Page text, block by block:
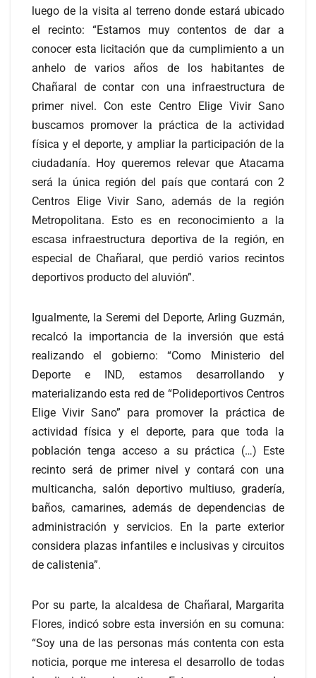
luego de la visita al terreno donde estará ubicado
el recinto: “Estamos muy contentos de dar a
conocer esta licitación que da cumplimiento a un
anhelo de varios años de los habitantes de
Chañaral de contar con una infraestructura de
primer nivel. Con este Centro Elige Vivir Sano
buscamos promover la práctica de la actividad
física y el deporte, y ampliar la participación de la
ciudadanía. Hoy queremos relevar que Atacama
será la única región del país que contará con 2
Centros Elige Vivir Sano, además de la región
Metropolitana. Esto es en reconocimiento a la
escasa infraestructura deportiva de la región, en
especial de Chañaral, que perdió varios recintos
deportivos producto del aluvión”.
Igualmente, la Seremi del Deporte, Arling Guzmán,
recalcó la importancia de la inversión que está
realizando el gobierno: “Como Ministerio del
Deporte e IND, estamos desarrollando y
materializando esta red de “Polideportivos Centros
Elige Vivir Sano” para promover la práctica de
actividad física y el deporte, para que toda la
población tenga acceso a su práctica (…) Este
recinto será de primer nivel y contará con una
multicancha, salón deportivo multiuso, gradería,
baños, camarines, además de dependencias de
administración y servicios. En la parte exterior
considera plazas infantiles e inclusivas y circuitos
de calistenia”.
Por su parte, la alcaldesa de Chañaral, Margarita
Flores, indicó sobre esta inversión en su comuna:
“Soy una de las personas más contenta con esta
noticia, porque me interesa el desarrollo de todas